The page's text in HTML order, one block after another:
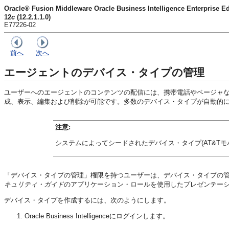
Oracle® Fusion Middleware Oracle Business Intelligence Enterprise
12c (12.2.1.1.0)
E77226-02
前へ 次へ
エージェントのデバイス・タイプの管理
ユーザーへのエージェントのコンテンツの配信には、携帯電話やページ
成、表示、編集および削除が可能です。多数のデバイス・タイプが自動
注意:
システムによってシードされたデバイス・タイプ(AT&T
「デバイス・タイプの管理」権限を持つユーザーは、デバイス・タイプの
キュリティ・ガイドのアプリケーション・ロールを使用したプレゼンテー
デバイス・タイプを作成するには、次のようにします。
Oracle Business Intelligenceにログインします。